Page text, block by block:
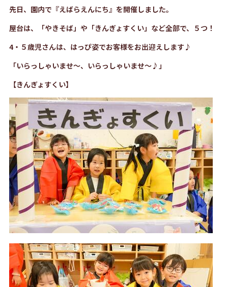
先日、園内で『えばらえんにち』を開催しました。
屋台は、「やきそば」や「きんぎょすくい」など全部で、５つ！
4・５歳児さんは、はっぴ姿でお客様をお出迎えします♪
「いらっしゃいませ～、いらっしゃいませ～♪」
【きんぎょすくい】